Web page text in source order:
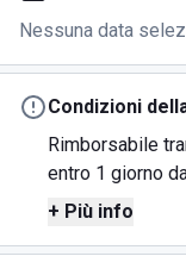
Nessuna data
Condizioni
Rimborsabile
entro 1 giorno
+ Più info